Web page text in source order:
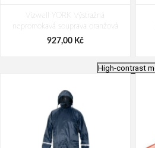
Vizwell YORK Výstražná
nepromokavá souprava oranžová
927,00 Kč
High-contrast